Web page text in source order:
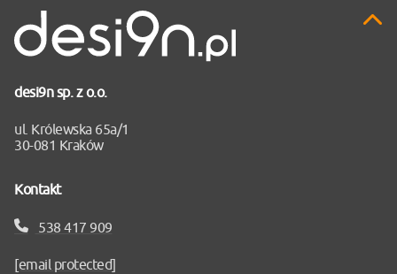
desi9n sp. z o.o.
ul. Królewska 65a/1
30-081 Kraków
Kontakt
538 417 909
[email protected]